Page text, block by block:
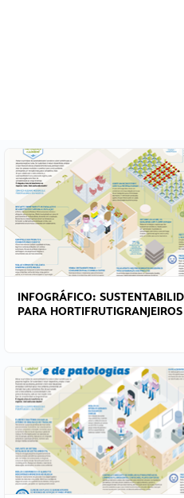
INFOGRÁFICO:
PARA HORTIFRUTIGRANJEIROS